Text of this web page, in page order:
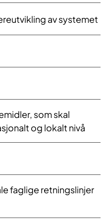
av systemet
som skal
og lokalt nivå
faglige retningslinjer